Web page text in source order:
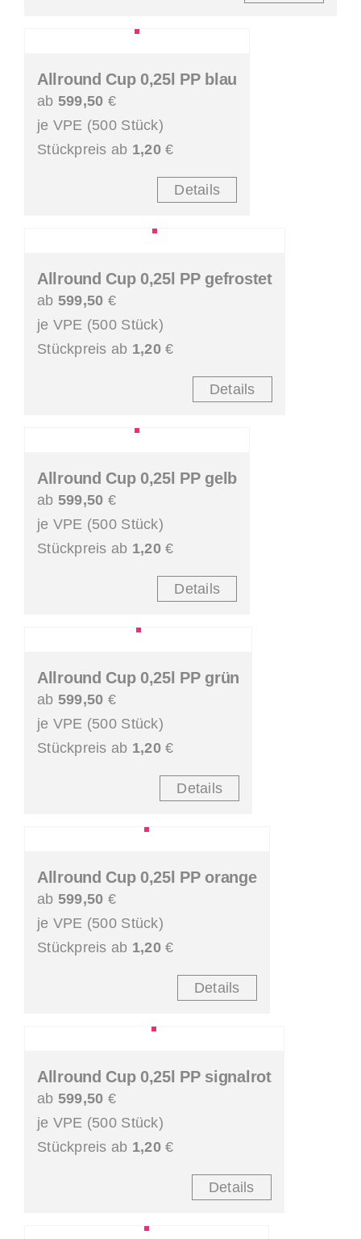
Allround Cup 0,25l PP blau
ab 599,50 €
je VPE (500 Stück)
Stückpreis ab 1,20€
Details
Allround Cup 0,25l PP gefrostet
ab 599,50 €
je VPE (500 Stück)
Stückpreis ab 1,20€
Details
Allround Cup 0,25l PP gelb
ab 599,50 €
je VPE (500 Stück)
Stückpreis ab 1,20€
Details
Allround Cup 0,25l PP grün
ab 599,50 €
je VPE (500 Stück)
Stückpreis ab 1,20€
Details
Allround Cup 0,25l PP orange
ab 599,50 €
je VPE (500 Stück)
Stückpreis ab 1,20€
Details
Allround Cup 0,25l PP signalrot
ab 599,50 €
je VPE (500 Stück)
Stückpreis ab 1,20€
Details